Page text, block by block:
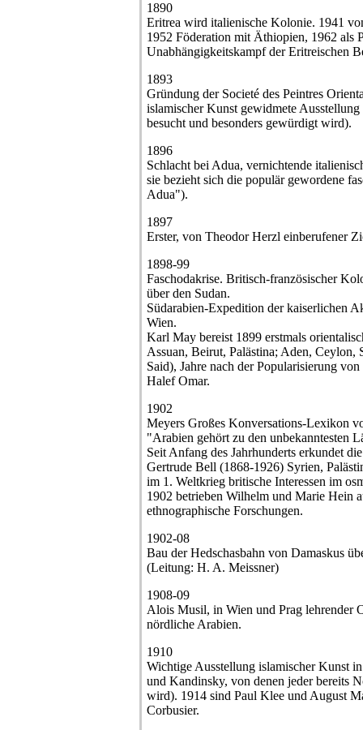
1890
Eritrea wird italienische Kolonie. 1941
1952 Föderation mit Äthiopien, 1962 als
Unabhängigkeitskampf der Eritreischen
1893
Gründung der Societé des Peintres
islamischer Kunst gewidmete
besucht und besonders gewürdigt wird).
1896
Schlacht bei Adua, vernichtende
sie bezieht sich die populär gewordene
Adua").
1897
Erster, von Theodor Herzl einberufener
1898-99
Faschodakrise. Britisch-französischer
über den Sudan.
Südarabien-Expedition der kaiserlichen
Wien.
Karl May bereist 1899 erstmals
Assuan, Beirut, Palästina; Aden, Ceylon,
Said), Jahre nach der Popularisierung
Halef Omar.
1902
Meyers Großes Konversations-Lexikon
"Arabien gehört zu den unbekanntesten
Seit Anfang des Jahrhunderts erkundet
Gertrude Bell (1868-1926) Syrien,
im 1. Weltkrieg britische Interessen im
1902 betrieben Wilhelm und Marie Hein
ethnographische Forschungen.
1902-08
Bau der Hedschasbahn von Damaskus
(Leitung: H. A. Meissner)
1908-09
Alois Musil, in Wien und Prag lehrender
nördliche Arabien.
1910
Wichtige Ausstellung islamischer Kunst
und Kandinsky, von denen jeder bereits
wird). 1914 sind Paul Klee und August
Corbusier.